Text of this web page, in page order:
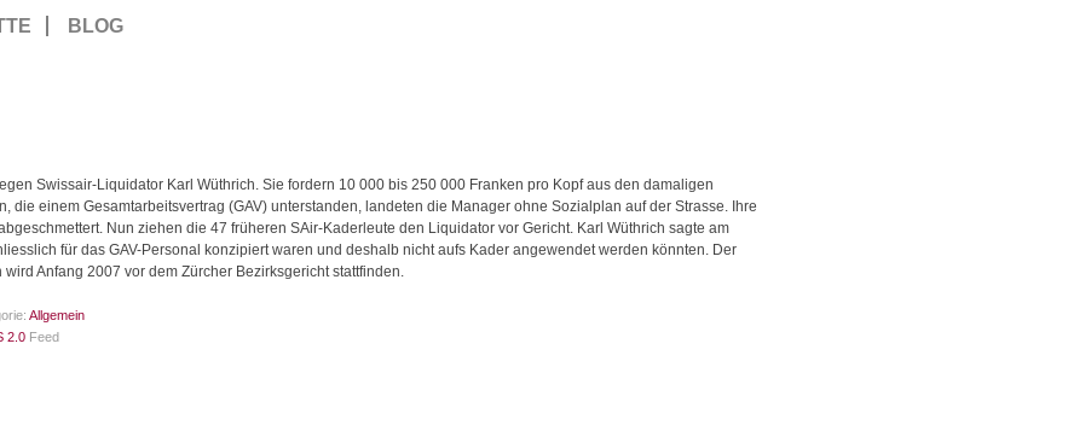
BLOG
Swissair-Liquidator Karl Wüthrich. Sie fordern 10 000 bis 250 000 Franken pro Kopf aus den damaligen
die einem Gesamtarbeitsvertrag (GAV) unterstanden, landeten die Manager ohne Sozialplan auf der Strasse. Ihre
Nun ziehen die 47 früheren SAir-Kaderleute den Liquidator vor Gericht. Karl Wüthrich sagte am
für das GAV-Personal konzipiert waren und deshalb nicht aufs Kader angewendet werden könnten. Der
Anfang 2007 vor dem Zürcher Bezirksgericht stattfinden.
Allgemein
2.0 Feed